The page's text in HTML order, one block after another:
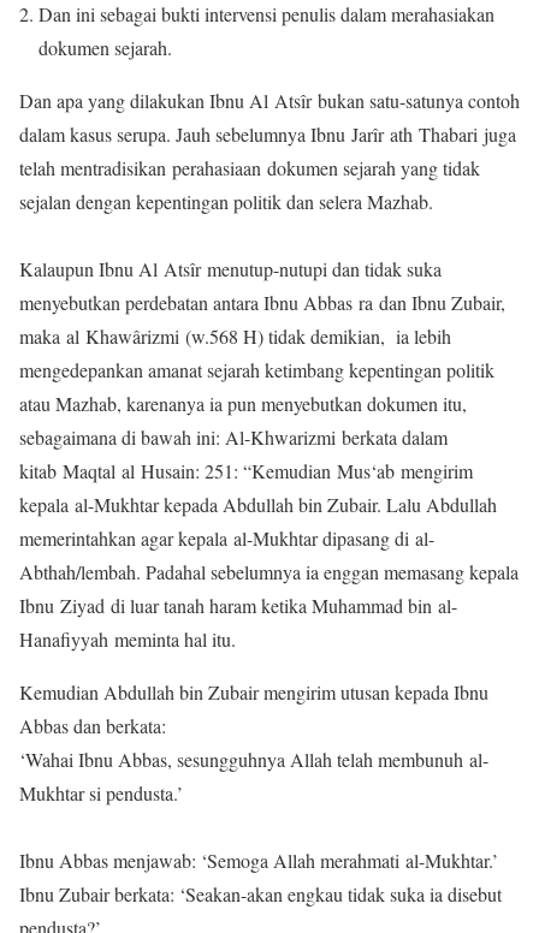
Dan ini sebagai bukti intervensi penulis dalam merahasiakan
dokumen sejarah.
Dan apa yang dilakukan Ibnu Al Atsîr bukan satu-satunya contoh
dalam kasus serupa. Jauh sebelumnya Ibnu Jarîr ath Thabari juga
telah mentradisikan perahasiaan dokumen sejarah yang tidak
sejalan dengan kepentingan politik dan selera Mazhab.
Kalaupun Ibnu Al Atsîr menutup-nutupi dan tidak suka
menyebutkan perdebatan antara Ibnu Abbas ra dan Ibnu Zubair,
maka al Khawârizmi (w.568 H) tidak demikian, ia lebih
mengedepankan amanat sejarah ketimbang kepentingan politik
atau Mazhab, karenanya ia pun menyebutkan dokumen itu,
sebagaimana di bawah ini: Al-Khwarizmi berkata dalam
kitab Maqtal al Husain: 251: “Kemudian Mus‘ab mengirim
kepala al-Mukhtar kepada Abdullah bin Zubair. Lalu Abdullah
memerintahkan agar kepala al-Mukhtar dipasang di al-
Abthah/lembah. Padahal sebelumnya ia enggan memasang kepala
Ibnu Ziyad di luar tanah haram ketika Muhammad bin al-
Hanafiyyah meminta hal itu.
Kemudian Abdullah bin Zubair mengirim utusan kepada Ibnu
Abbas dan berkata:
‘Wahai Ibnu Abbas, sesungguhnya Allah telah membunuh al-
Mukhtar si pendusta.’
Ibnu Abbas menjawab: ‘Semoga Allah merahmati al-Mukhtar.’
Ibnu Zubair berkata: ‘Seakan-akan engkau tidak suka ia disebut
pendusta?’